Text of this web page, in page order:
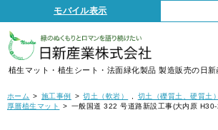
i
モバイル表示
植生マット・植生シート・法面緑化製品 製造販売の日新
ホーム 施工事例 切土（軟岩） 切土（礫質土、硬質土）
厚層植生マット
一般国道 322 号道路新設工事(大内原